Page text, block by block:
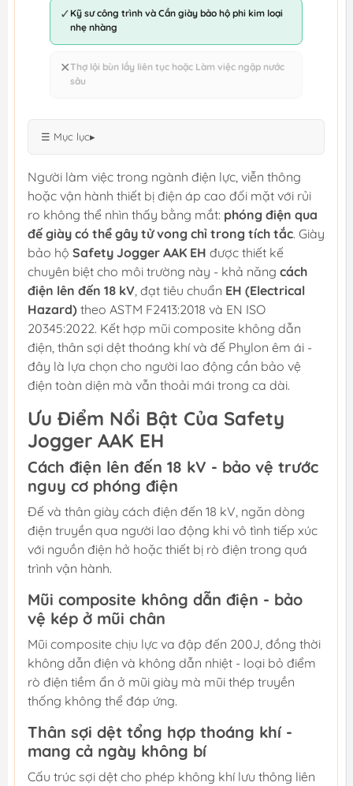
✓ Kỹ sư công trình và Cần giày bảo hộ phi kim loại
nhẹ nhàng
✕Thợ lội bùn lầy liên tục hoặc Làm việc ngập nước
sâu
☰ Mục lục▸
Người làm việc trong ngành điện lực, viễn thông
hoặc vận hành thiết bị điện áp cao đối mặt với rủi
ro không thể nhìn thấy bằng mắt: phóng điện qua
đế giày có thể gây tử vong chỉ trong tích tắc. Giày
bảo hộ Safety Jogger AAK EH được thiết kế
chuyên biệt cho môi trường này - khả năng cách
điện lên đến 18 kV, đạt tiêu chuẩn EH (Electrical
Hazard) theo ASTM F2413:2018 và EN ISO
20345:2022. Kết hợp mũi composite không dẫn
điện, thân sợi dệt thoáng khí và đế Phylon êm ái -
đây là lựa chọn cho người lao động cần bảo vệ
điện toàn diện mà vẫn thoải mái trong ca dài.
Ưu Điểm Nổi Bật Của Safety
Jogger AAK EH
Cách điện lên đến 18 kV - bảo vệ trước
nguy cơ phóng điện
Đế và thân giày cách điện đến 18 kV, ngăn dòng
điện truyền qua người lao động khi vô tình tiếp xúc
với nguồn điện hở hoặc thiết bị rò điện trong quá
trình vận hành.
Mũi composite không dẫn điện - bảo
vệ kép ở mũi chân
Mũi composite chịu lực va đập đến 200J, đồng thời
không dẫn điện và không dẫn nhiệt - loại bỏ điểm
rò điện tiềm ẩn ở mũi giày mà mũi thép truyền
thống không thể đáp ứng.
Thân sợi dệt tổng hợp thoáng khí -
mang cả ngày không bí
Cấu trúc sợi dệt cho phép không khí lưu thông liên